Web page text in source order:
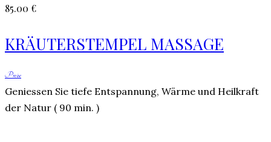
85.00 €
KRÄUTERSTEMPEL MASSAGE
Preise
Geniessen Sie tiefe Entspannung, Wärme und Heilkraft
der Natur ( 90 min. )